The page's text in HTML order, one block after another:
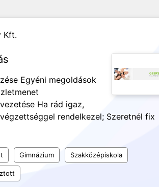
Kft.
Egyéni megoldások
Ha rád igaz,
rendelkezel; Szeretnél fix
Gimnázium Szakközépiskola